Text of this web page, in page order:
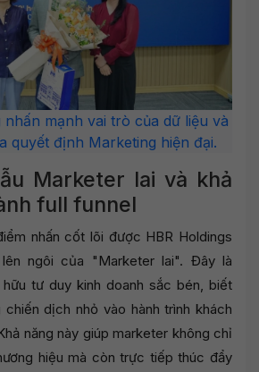
mạnh vai trò của dữ liệu và
quyết định Marketing hiện đại.
Marketer lai và khả
full funnel
nhấn cốt lõi được HBR Holdings
ngôi của "Marketer lai". Đây là
tư duy kinh doanh sắc bén, biết
dịch nhỏ vào hành trình khách
năng này giúp marketer không chỉ
hiệu mà còn trực tiếp thúc đẩy